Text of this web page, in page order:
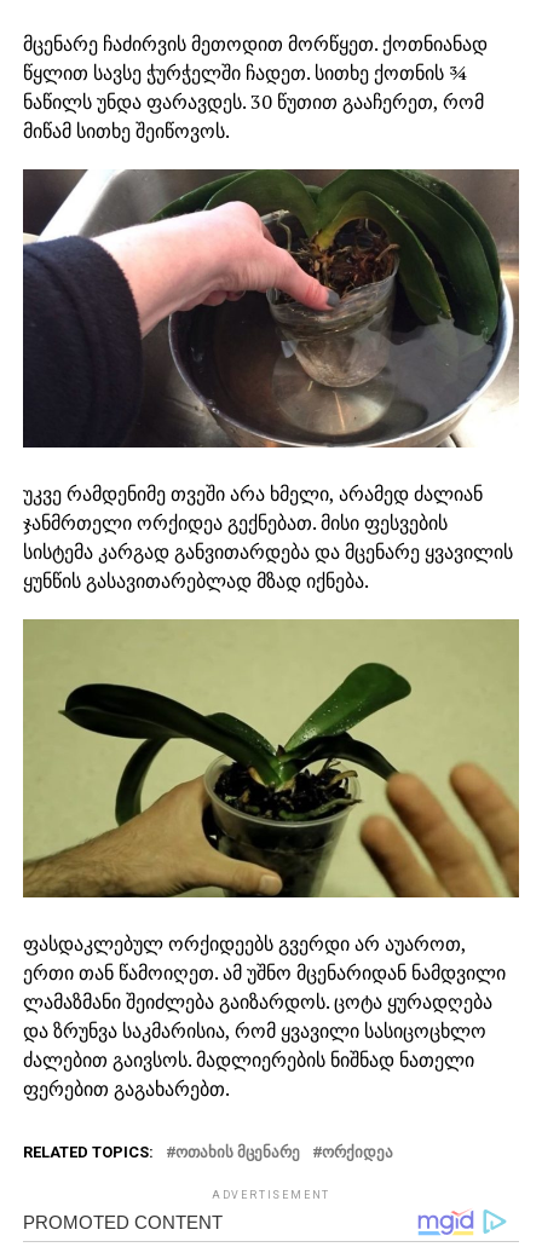
მცენარე ჩაძირვის მეთოდით მორწყეთ. ქოთნიანად
წყლით სავსე ჭურჭელში ჩადეთ. სითხე ქოთნის ¾
ნაწილს უნდა ფარავდეს. 30 წუთით გააჩერეთ, რომ
მიწამ სითხე შეიწოვოს.
უკვე რამდენიმე თვეში არა ხმელი, არამედ ძალიან
ჯანმრთელი ორქიდეა გექნებათ. მისი ფესვების
სისტემა კარგად განვითარდება და მცენარე ყვავილის
ყუნწის გასავითარებლად მზად იქნება.
ფასდაკლებულ ორქიდეებს გვერდი არ აუაროთ,
ერთი თან წამოიღეთ. ამ უშნო მცენარიდან ნამდვილი
ლამაზმანი შეიძლება გაიზარდოს. ცოტა ყურადღება
და ზრუნვა საკმარისია, რომ ყვავილი სასიცოცხლო
ძალებით გაივსოს. მადლიერების ნიშნად ნათელი
ფერებით გაგახარებთ.
RELATED TOPICS: ᲝᲗᲐᲮᲘᲡ ᲛᲪᲔᲜᲐᲠᲔ ᲝᲠᲥᲘᲓᲔᲐ
ADVERTISEMENT